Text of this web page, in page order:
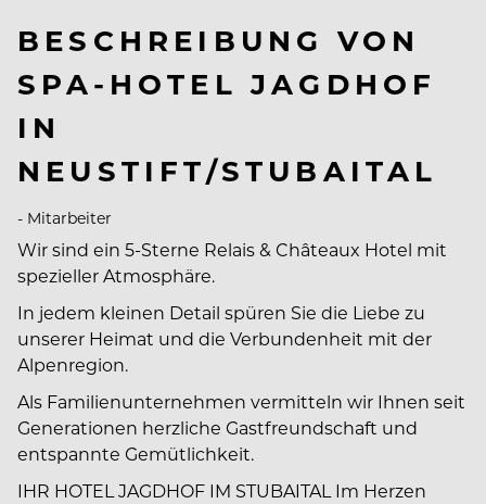
BESCHREIBUNG VON
SPA-HOTEL JAGDHOF
IN
NEUSTIFT/STUBAITAL
- Mitarbeiter
Wir sind ein 5-Sterne Relais & Châteaux Hotel mit
spezieller Atmosphäre.
In jedem kleinen Detail spüren Sie die Liebe zu
unserer Heimat und die Verbundenheit mit der
Alpenregion.
Als Familienunternehmen vermitteln wir Ihnen seit
Generationen herzliche Gastfreundschaft und
entspannte Gemütlichkeit.
IHR HOTEL JAGDHOF IM STUBAITAL Im Herzen